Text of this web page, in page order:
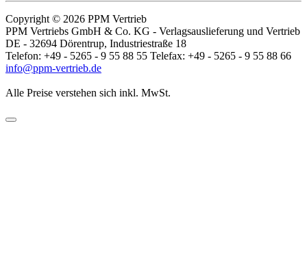
Copyright © 2026 PPM Vertrieb
PPM Vertriebs GmbH & Co. KG - Verlagsauslieferung und Vertrieb
DE - 32694 Dörentrup, Industriestraße 18
Telefon: +49 - 5265 - 9 55 88 55 Telefax: +49 - 5265 - 9 55 88 66
info@ppm-vertrieb.de
Alle Preise verstehen sich inkl. MwSt.